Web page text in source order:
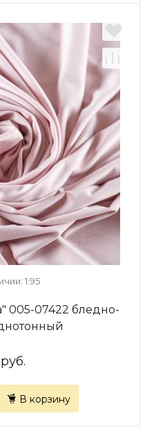
1.95
005-07422 бледно-
В корзину